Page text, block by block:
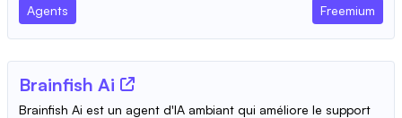
Agents Freemium
Brainfish Ai
Brainfish Ai est un agent d'IA ambiant qui améliore le support